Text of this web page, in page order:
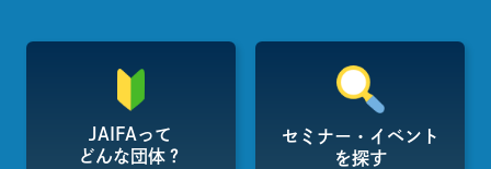
JAIFAって
どんな団体？
セミナー・イベント
を探す